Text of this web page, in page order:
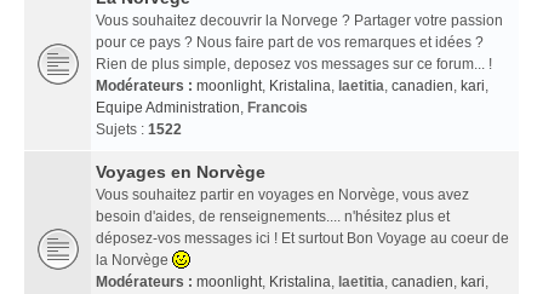
Vous souhaitez decouvrir la Norvege ? Partager votre passion
pour ce pays ? Nous faire part de vos remarques et idées ?
Rien de plus simple, deposez vos messages sur ce forum... !
Modérateurs : moonlight, Kristalina, laetitia, canadien, kari,
Equipe Administration, Francois
Sujets : 1522
Voyages en Norvège
Vous souhaitez partir en voyages en Norvège, vous avez
besoin d'aides, de renseignements.... n'hésitez plus et
déposez-vos messages ici ! Et surtout Bon Voyage au coeur de
la Norvège
Modérateurs : moonlight, Kristalina, laetitia, canadien, kari,